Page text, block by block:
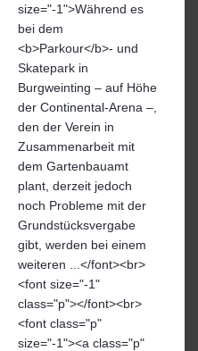
size="-1">Während es
bei dem
<b>Parkour</b>- und
Skatepark in
Burgweinting – auf Höhe
der Continental-Arena –,
den der Verein in
Zusammenarbeit mit
dem Gartenbauamt
plant, derzeit jedoch
noch Probleme mit der
Grundstücksvergabe
gibt, werden bei einem
weiteren ...</font><br>
<font size="-1"
class="p"></font><br>
<font class="p"
size="-1"><a class="p"